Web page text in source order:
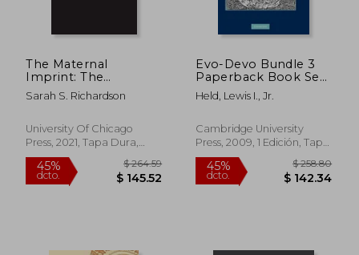
The Maternal
Imprint: The
Contested Science of
Maternal-Fetal
Sarah S. Richardson
University Of Chicago
Press, 2021, Tapa Dura,
Nuevo
Evo-Devo Bundle 3
Paperback Book Set:
Quirks of Human
Anatomy Hardback
Held, Lewis I., Jr.
Cambridge University
Press, 2009, 1 Edición, Tapa
Dura, Nuevo